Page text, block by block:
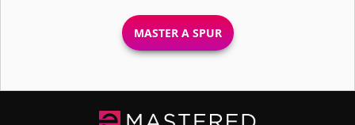
MASTER A SPUR